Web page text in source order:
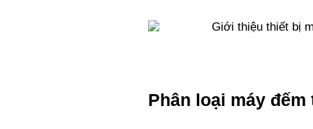
Phân loại máy đếm